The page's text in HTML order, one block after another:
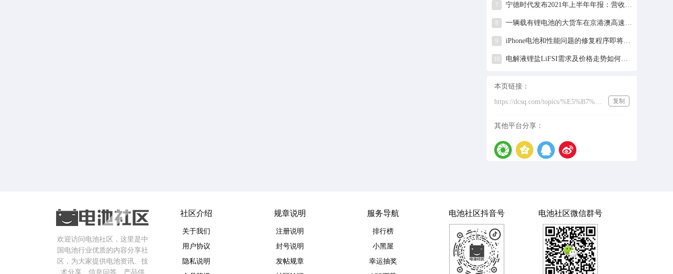
7 宁德时代发布2021年上半年年报：营收440.75亿元，净利润44.8亿元
8 一辆载有锂电池的大货车在京港澳高速湖北孝昌段起火
9 iPhone电池和性能问题的修复程序即将发布
10 电解液锂盐LiFSI需求及价格走势如何？机构最新研判来了！
本页链接：
复制
其他平台分享：
欢迎访问电池社区，这里是中
国电池行业优质的内容分享社
区，为大家提供电池资讯、技
术分享、信息问答、产品供
社区介绍
关于我们
用户协议
隐私说明
规章说明
注册说明
封号说明
发帖规章
服务导航
排行榜
小黑屋
幸运抽奖
电池社区抖音号 电池社区微信群号